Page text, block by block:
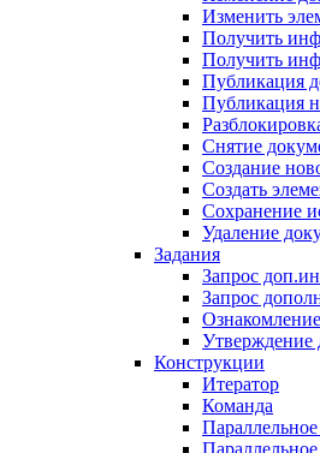
Изменить
Получить
Получить
Публикация
Публикация
Снятие
Создание
Создать
Сохранение
Удаление
Задания
Запрос
Запрос
Утверждение
Конструкции
Итератор
Команда